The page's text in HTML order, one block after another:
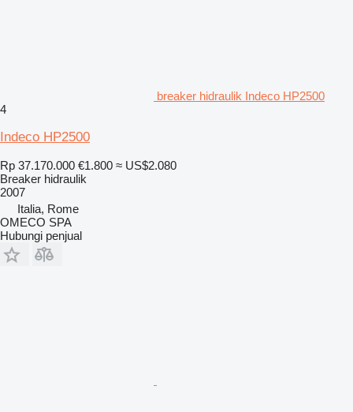
breaker hidraulik Indeco HP2500
4
Indeco HP2500
Rp 37.170.000 €1.800 ≈ US$2.080
Breaker hidraulik
2007
Italia, Rome
OMECO SPA
Hubungi penjual